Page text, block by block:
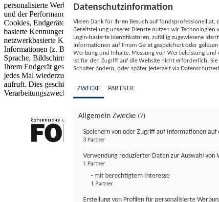
personalisierte Werbung und Inhalte, Messung von Werbeleistung
und der Performance von Inhalten sowie Zielgruppenforschung.
Cookies, Endgeräte- oder ähnliche Online-Kennungen (z. B. login-
basierte Kennungen, zufällig generierte Kennungen,
netzwerkbasierte Kennungen) können zusammen mit anderen
Informationen (z. B. Browsertyp und Browserinformationen,
Sprache, Bildschirmgröße, unterstützte Technologien usw.) auf
Ihrem Endgerät gespeichert oder von dort ausgelesen werden, um es
jedes Mal wiederzuerkennen, wenn es eine App oder einer Webseite
aufruft. Dies geschieht für einen oder mehrere der hier aufgeführten
Verarbeitungszwecke.
Datenschutzinformation
Vielen Dank für Ihren Besuch auf
Bereitstellung unserer Dienste nutzen wir Technologien
Login-basierte Identifikatoren, zufällig zugewiesene
Informationen auf Ihrem Gerät gespeichert oder
Werbung und Inhalte, Messung von Werbeleistung
ist für den Zugriff auf die Website nicht erforderlich.
Schalter ändern, oder später jederzeit via
ZWECKE PARTNER
Allgemein Zwecke (7)
Speichern von oder Zugriff auf Informationen auf
3 Partner
Verwendung reduzierter Daten zur Auswahl von
1 Partner
- mit berechtigtem Interesse
1 Partner
Erstellung von Profilen für personalisierte
FONDS professionell